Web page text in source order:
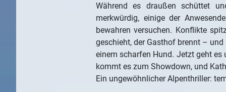
Während es draußen schüttet
merkwürdig, einige der
bewahren versuchen. Konflikte
geschieht, der Gasthof brennt –
einem scharfen Hund. Jetzt geht
kommt es zum Showdown, und
Ein ungewöhnlicher Alpenthriller: